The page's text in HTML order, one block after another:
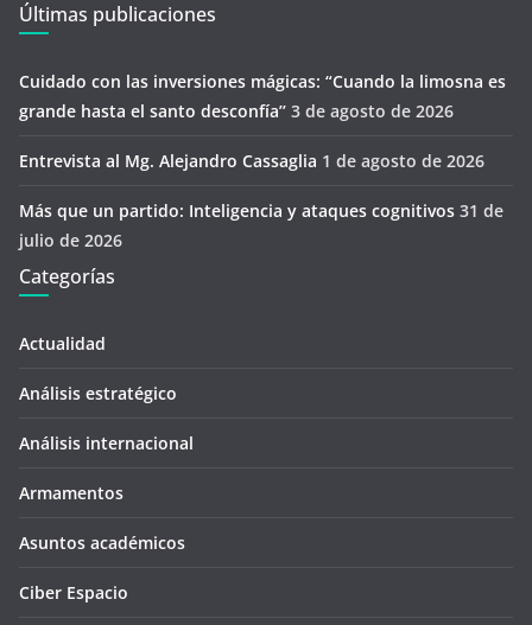
Últimas publicaciones
Cuidado con las inversiones mágicas: “Cuando la limosna es
grande hasta el santo desconfía’’ 3 de agosto de 2026
Entrevista al Mg. Alejandro Cassaglia 1 de agosto de 2026
Más que un partido: Inteligencia y ataques cognitivos 31 de
julio de 2026
Categorías
Actualidad
Análisis estratégico
Análisis internacional
Armamentos
Asuntos académicos
Ciber Espacio